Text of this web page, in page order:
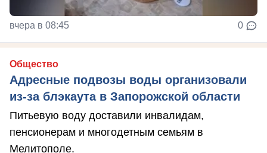
вчера в 08:45 0
Общество
Адресные подвозы воды организовали
из-за блэкаута в Запорожской области
Питьевую воду доставили инвалидам,
пенсионерам и многодетным семьям в
Мелитополе.